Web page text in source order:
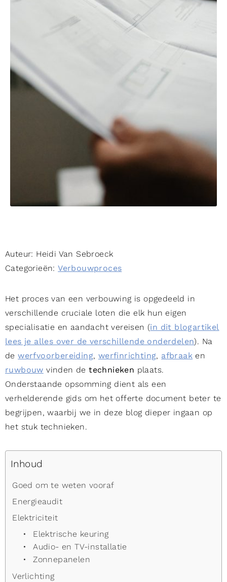
Auteur: Heidi Van Sebroeck
Categorieën:Verbouwproces
Het proces van een verbouwing is opgedeeld in
verschillende cruciale loten die elk hun eigen
specialisatie en aandacht vereisen (in dit blogartikel
lees je alles over de verschillende onderdelen). Na
dewerfvoorbereiding, werfinrichting, afbraak en
ruwbouw vinden detechnieken plaats.
Onderstaande opsomming dient als een
verhelderende gids om het offerte document beter te
begrijpen, waarbij we in deze blog dieper ingaan op
het stuk technieken.
Inhoud
Goed om te weten vooraf
Energieaudit
Elektriciteit
Elektrische keuring
Audio- en TV-installatie
Zonnepanelen
Verlichting